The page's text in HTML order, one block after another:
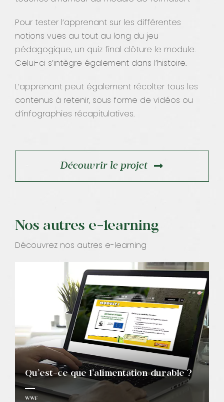
Pour tester l’apprenant sur les différentes
notions vues au tout au long du jeu
pédagogique, un quiz final clôture le module.
Celui-ci s’intègre également dans l’histoire.
L’apprenant peut également récolter tous les
contenus à retenir, sous forme de vidéos ou
d’infographies récapitulatives.
Découvrir le projet
Nos autres e-learning
Découvrez nos autres e-learning
Qu’est-ce que l’alimentation durable ?
WWF